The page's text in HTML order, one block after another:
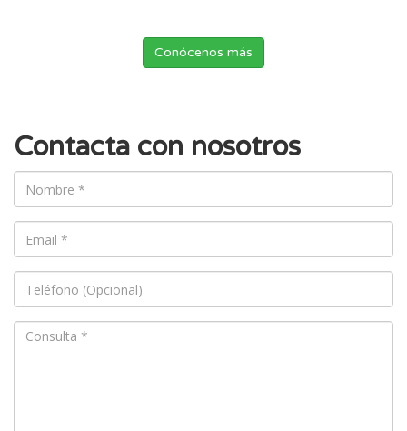
Conócenos más
Contacta con nosotros